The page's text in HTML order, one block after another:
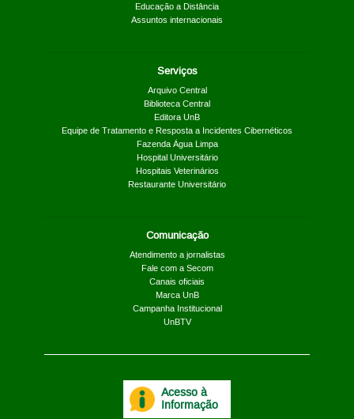
Educação a Distância
Assuntos internacionais
Serviços
Arquivo Central
Biblioteca Central
Editora UnB
Equipe de Tratamento e Resposta a Incidentes Cibernéticos
Fazenda Água Limpa
Hospital Universitário
Hospitais Veterinários
Restaurante Universitário
Comunicação
Atendimento a jornalistas
Fale com a Secom
Canais oficiais
Marca UnB
Campanha Institucional
UnBTV
Acesso à
Informação